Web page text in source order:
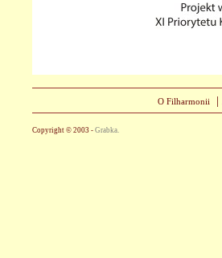
O Filharmonii |
Copyright © 2003 - Grabka.